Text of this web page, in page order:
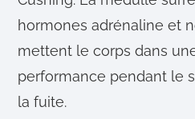
hormones adrénaline et
mettent le corps dans
performance pendant le
la fuite.